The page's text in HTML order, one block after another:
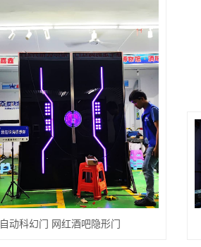
自动科幻门 网红酒吧隐形门